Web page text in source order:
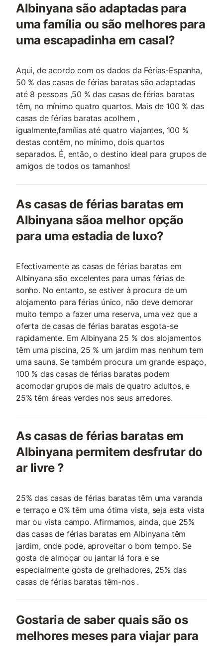
Albinyana são adaptadas para
uma família ou são melhores para
uma escapadinha em casal?
Aqui, de acordo com os dados da Férias-Espanha,
50 % das casas de férias baratas são adaptadas
até 8 pessoas ,50 % das casas de férias baratas
têm, no mínimo quatro quartos. Mais de 100 % das
casas de férias baratas acolhem ,
igualmente,famílias até quatro viajantes, 100 %
destas contêm, no mínimo, dois quartos
separados. É, então, o destino ideal para grupos de
amigos de todos os tamanhos!
As casas de férias baratas em
Albinyana sãoa melhor opção
para uma estadia de luxo?
Efectivamente as casas de férias baratas em
Albinyana são excelentes para umas férias de
sonho. No entanto, se estiver à procura de um
alojamento para férias único, não deve demorar
muito tempo a fazer uma reserva, uma vez que a
oferta de casas de férias baratas esgota-se
rapidamente. Em Albinyana 25 % dos alojamentos
têm uma piscina, 25 % um jardim mas nenhum tem
uma sauna. Se também procura um grande espaço,
100 % das casas de férias baratas podem
acomodar grupos de mais de quatro adultos, e
25% têm áreas verdes nos seus arredores.
As casas de férias baratas em
Albinyana permitem desfrutar do
ar livre ?
25% das casas de férias baratas têm uma varanda
e terraço e 0% têm uma ótima vista, seja esta vista
mar ou vista campo. Afirmamos, ainda, que 25%
das casas de férias baratas em Albinyana têm
jardim, onde pode, aproveitar o bom tempo. Se
gosta de almoçar ou jantar lá fora e se
especialmente gosta de grelhadores, 25% das
casas de férias baratas têm-nos .
Gostaria de saber quais são os
melhores meses para viajar para